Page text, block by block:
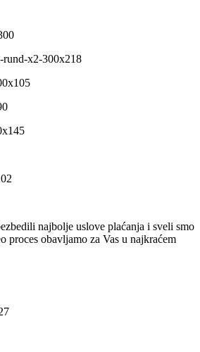
najbolje uslove plaćanja i sveli smo
proces obavljamo za Vas u najkraćem